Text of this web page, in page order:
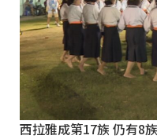
西拉雅成第17族 仍有8